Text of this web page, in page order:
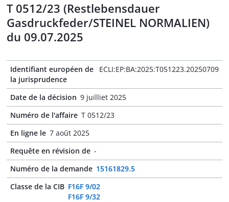
T 0512/23 (Restlebensdauer
Gasdruckfeder/STEINEL NORMALIEN)
du 09.07.2025
Identifiant européen de
la jurisprudence
ECLI:EP:BA:2025:T051223.20250709
Date de la décision 9 juilliet 2025
Numéro de l'affaire T 0512/23
En ligne le 7 août 2025
Requête en révision de -
Numéro de la demande 15161829.5
Classe de la CIB F16F 9/02
F16F 9/32